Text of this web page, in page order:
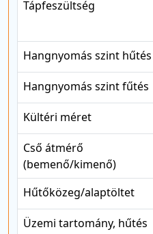
Tápfeszültség
Hangnyomás szint hűtés
Hangnyomás szint fűtés
Kültéri méret
Cső átmérő
(bemenő/kimenő)
Hűtőközeg/alaptöltet
Üzemi tartomány, hűtés